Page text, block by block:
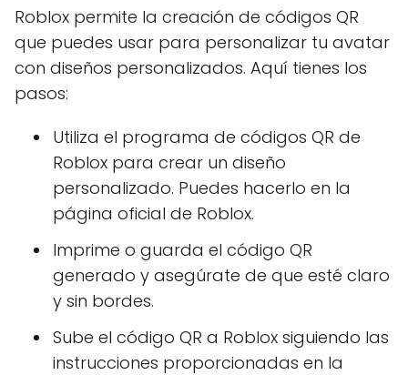
Roblox permite la creación de códigos QR
que puedes usar para personalizar tu avatar
con diseños personalizados. Aquí tienes los
pasos:
Utiliza el programa de códigos QR de
Roblox para crear un diseño
personalizado. Puedes hacerlo en la
página oficial de Roblox.
Imprime o guarda el código QR
generado y asegúrate de que esté claro
y sin bordes.
Sube el código QR a Roblox siguiendo las
instrucciones proporcionadas en la